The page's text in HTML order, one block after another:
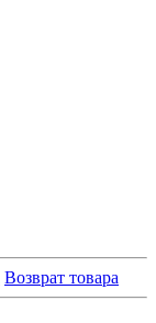
Возврат товара